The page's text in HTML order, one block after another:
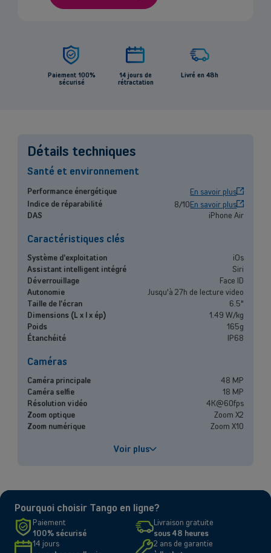
Back
Indépendants et PMEs
Solutions de téléphonie mobile, fibre, centrale téléphonique et bien
plus encore pour les indépendants et la petite et moyenne entreprise.
Vous cherchez des solutions pour les grandes entreprises ? Laissez-
vous conseiller par l'un de nos experts commerciaux lors d'un rendez-
Paiement 100%
sécurisé
14 jours de
rétractation
Livré en 48h
Détails techniques
Santé et environnement
Performance énergétique
En savoir plus
Indice de réparabilité
8/10En savoir plus
DAS
iPhone Air
Caractéristiques clés
Système d'exploitation
iOs
Assistant intelligent intégré
Siri
Déverrouillage
Face ID
Autonomie
Jusqu'à 27h de lecture video
Taille de l'écran
6.5"
Dimensions (L x l x ép)
1.49 W/kg
Poids
165g
Étanchéité
IP68
Caméras
Caméra principale
48 MP
Caméra selfie
18 MP
Résolution vidéo
4K@60fps
Zoom optique
Zoom X2
Zoom numérique
Zoom X10
Chargement rapide
Jusqu'à 50% en 30 minutes
Écran
Taille et résolution
6.5" - 2736 x 1260 pixels
Type d'écran
Super Retina XDR
Voir plus
Pourquoi choisir Tango en ligne?
Paiement
100% sécurisé
Livraison gratuite
sous 48 heures
14 jours
2 ans de garantie